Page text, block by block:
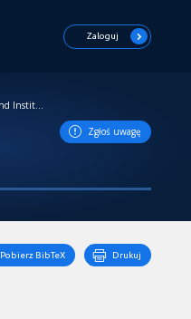
Zaloguj
Zoological Collections of Museum and Institute of Zoology of the Polish Academy of Sciences: Unique Bird Specimens Collected in Oceania by Jan Kubary in the 19th Century
Zgłoś uwagę
Pobierz BibTeX Drukuj